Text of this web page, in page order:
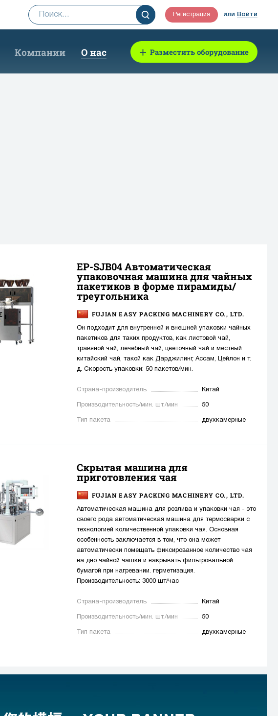
Регистрация или Войти
Компании О нас Разместить оборудование
EP-SJB04 Автоматическая
упаковочная машина для чайных
пакетиков в форме пирамиды/
треугольника
FUJIAN EASY PACKING MACHINERY CO., LTD.
Он подходит для внутренней и внешней упаковки чайных
пакетиков для таких продуктов, как листовой чай,
травяной чай, лечебный чай, цветочный чай и местный
китайский чай, такой как Дарджилинг, Ассам, Цейлон и т.
д. Скорость упаковки: 50 пакетов/мин.
Страна-производитель Китай
Производительность/мин. шт./мин 50
Тип пакета двухкамерные
Скрытая машина для
приготовления чая
FUJIAN EASY PACKING MACHINERY CO., LTD.
Автоматическая машина для розлива и упаковки чая - это
своего рода автоматическая машина для термосварки с
технологией количественной упаковки чая. Основная
особенность заключается в том, что она может
автоматически помещать фиксированное количество чая
на дно чайной чашки и накрывать фильтровальной
бумагой при нагревании. герметизация.
Производительность: 3000 шт/час
Страна-производитель Китай
Производительность/мин. шт./мин 50
Тип пакета двухкамерные